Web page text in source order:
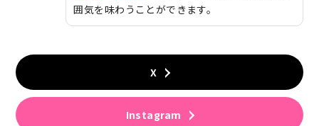
囲気を味わうことができます。
X
Instagram